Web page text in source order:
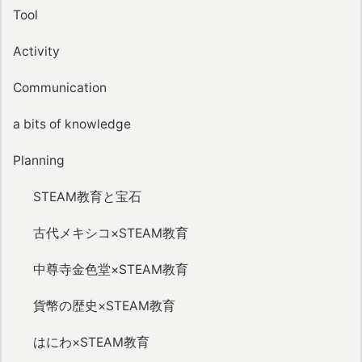
Tool
Activity
Communication
a bits of knowledge
Planning
STEAM教育と宝石
古代メキシコ×STEAM教育
中尊寺金色堂×STEAM教育
貨幣の歴史×STEAM教育
はにわ×STEAM教育